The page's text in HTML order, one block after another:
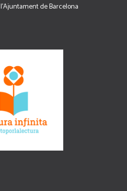
de Barcelona